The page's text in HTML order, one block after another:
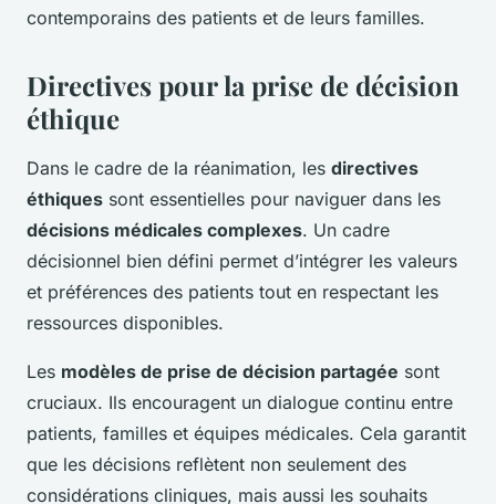
contemporains des patients et de leurs familles.
Directives pour la prise de décision
éthique
Dans le cadre de la réanimation, les directives
éthiques sont essentielles pour naviguer dans les
décisions médicales complexes. Un cadre
décisionnel bien défini permet d’intégrer les valeurs
et préférences des patients tout en respectant les
ressources disponibles.
Les modèles de prise de décision partagée sont
cruciaux. Ils encouragent un dialogue continu entre
patients, familles et équipes médicales. Cela garantit
que les décisions reflètent non seulement des
considérations cliniques, mais aussi les souhaits